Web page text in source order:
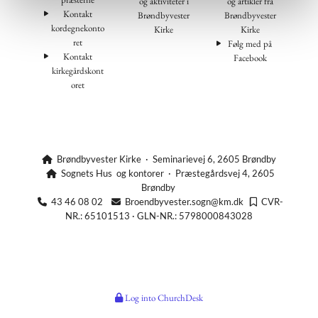
Kontakt
kordegnekonto
ret
Kontakt
kirkegårdskont
oret
Brøndbyvester
Kirke
Brøndbyvester
Kirke
Følg med på
Facebook
 Brøndbyvester Kirke · Seminarievej 6, 2605 Brøndby
Sognets Hus og kontorer · Præstegårdsvej 4, 2605
Brøndby
43 46 08 02 Broendbyvester.sogn@km.dk CVR-
NR.: 65101513 · GLN-NR.: 5798000843028
Log into ChurchDesk